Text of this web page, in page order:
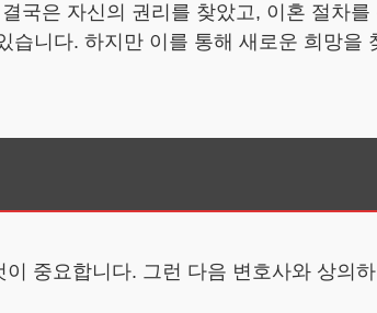
국은 자신의 권리를 찾았고, 이혼 절차
니다. 하지만 이를 통해 새로운 희망을
중요합니다. 그런 다음 변호사와 상의